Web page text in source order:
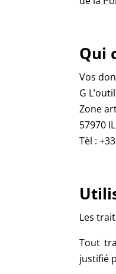
Qui
Vos
G L’outil
Zone
57970
Tèl :
Les
Tout
justifié